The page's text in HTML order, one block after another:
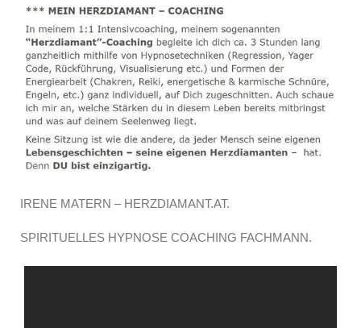
IRENE MATERN – HERZDIAMANT.AT.
SPIRITUELLES HYPNOSE COACHING FACHMANN.